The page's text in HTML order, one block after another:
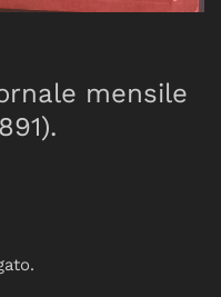
mensile